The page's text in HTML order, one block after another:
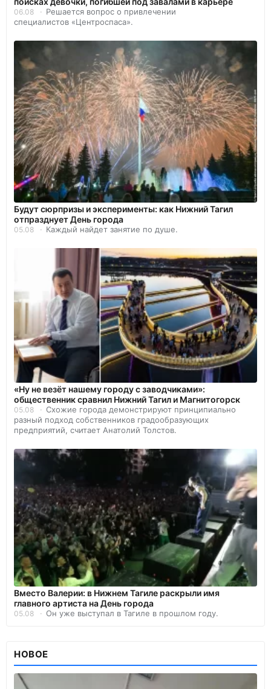
06.08
Решается вопрос о привлечении
специалистов «Центроспаса».
Будут сюрпризы и эксперименты: как Нижний Тагил
отпразднует День города
05.08 Каждый найдет занятие по душе.
«Ну не везёт нашему городу с заводчиками»:
общественник сравнил Нижний Тагил и Магнитогорск
05.08
Схожие города демонстрируют принципиально
разный подход собственников градообразующих
предприятий, считает Анатолий Толстов.
Вместо Валерии: в Нижнем Тагиле раскрыли имя
главного артиста на День города
05.08 Он уже выступал в Тагиле в прошлом году.
НОВОЕ